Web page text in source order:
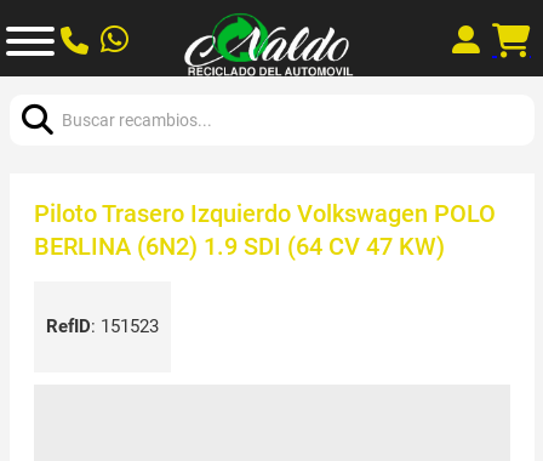
Piloto Trasero Izquierdo Volkswagen POLO
BERLINA (6N2) 1.9 SDI (64 CV 47 KW)
RefID: 151523